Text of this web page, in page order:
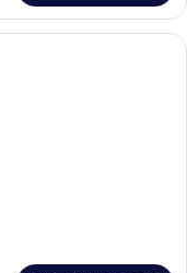
房 | 客房內保險箱、書桌、